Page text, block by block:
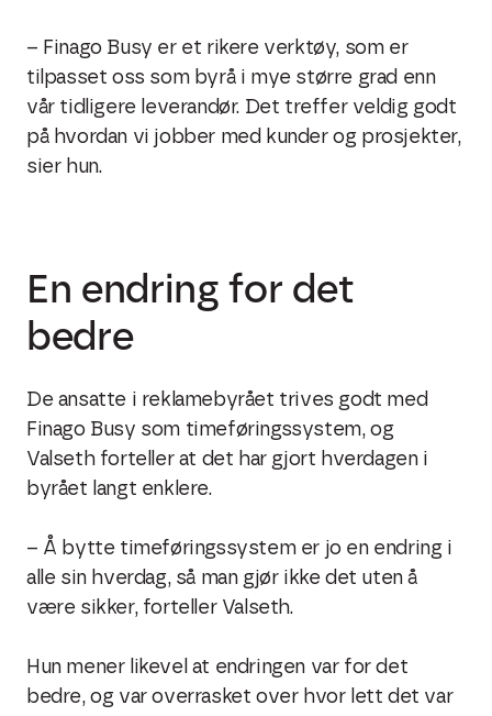
– Finago Busy er et rikere verktøy, som er
tilpasset oss som byrå i mye større grad enn
vår tidligere leverandør. Det treffer veldig godt
på hvordan vi jobber med kunder og prosjekter,
sier hun.
En endring for det
bedre
De ansatte i reklamebyrået trives godt med
Finago Busy som timeføringssystem, og
Valseth forteller at det har gjort hverdagen i
byrået langt enklere.
– Å bytte timeføringssystem er jo en endring i
alle sin hverdag, så man gjør ikke det uten å
være sikker, forteller Valseth.
Hun mener likevel at endringen var for det
bedre, og var overrasket over hvor lett det var